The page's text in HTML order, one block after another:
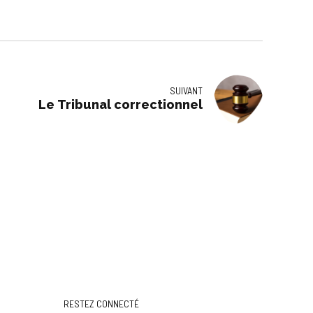
SUIVANT
Le Tribunal correctionnel
RESTEZ CONNECTÉ